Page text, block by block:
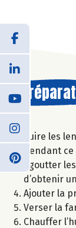
Cuire les
Pendant
Egoutter
d’obtenir
Ajouter la
Verser la
Chauffer